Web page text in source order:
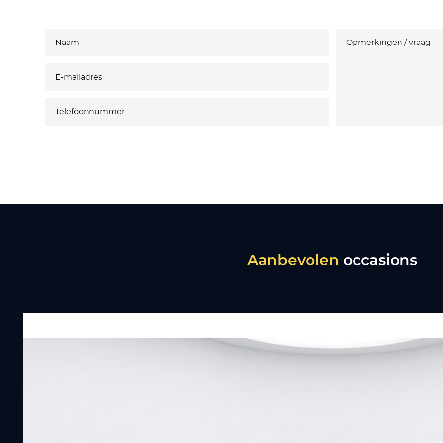
Aanbevolen occasions